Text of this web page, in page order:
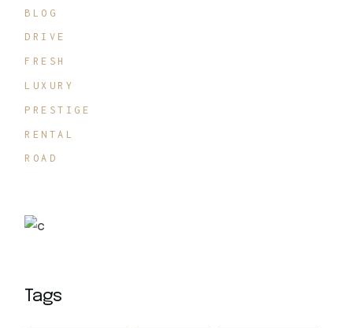
BLOG
DRIVE
FRESH
LUXURY
PRESTIGE
RENTAL
ROAD
Tags